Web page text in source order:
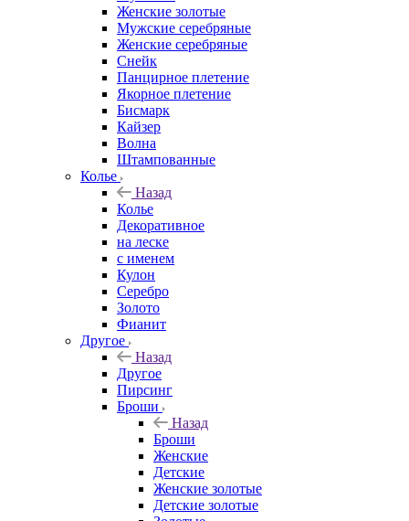
Женские золотые
Мужские серебряные
Женские серебряные
Снейк
Панцирное плетение
Якорное плетение
Бисмарк
Кайзер
Волна
Штампованные
Колье
Назад
Колье
Декоративное
на леске
с именем
Кулон
Серебро
Золото
Фианит
Другое
Назад
Другое
Пирсинг
Броши
Назад
Броши
Женские
Детские
Женские золотые
Детские золотые